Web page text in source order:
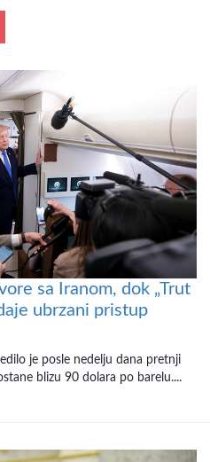
sa Iranom, dok „Trut
ubrzani pristup
je posle nedelju dana pretnji
blizu 90 dolara po barelu....